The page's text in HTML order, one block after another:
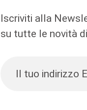
Iscriviti alla
su tutte le novità